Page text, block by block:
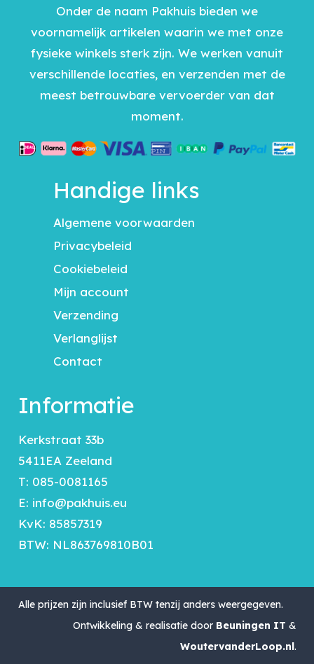
Onder de naam Pakhuis bieden we
voornamelijk artikelen waarin we met onze
fysieke winkels sterk zijn. We werken vanuit
verschillende locaties, en verzenden met de
meest betrouwbare vervoerder van dat
moment.
Handige links
Algemene voorwaarden
Privacybeleid
Cookiebeleid
Mijn account
Verzending
Verlanglijst
Contact
Informatie
Kerkstraat 33b
5411EA Zeeland
T: 085-0081165
E: info@pakhuis.eu
KvK: 85857319
BTW: NL863769810B01
Alle prijzen zijn inclusief BTW tenzij anders weergegeven.
Ontwikkeling & realisatie door Beuningen IT &
WoutervanderLoop.nl.